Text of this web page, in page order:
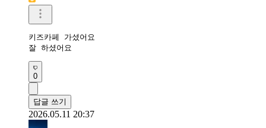
키즈카페 가셨어요
잘 하셨어요
0
답글 쓰기
2026.05.11 20:37